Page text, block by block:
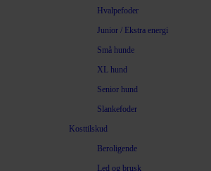
Hvalpefoder
Junior / Ekstra energi
Små hunde
XL hund
Senior hund
Slankefoder
Kosttilskud
Beroligende
Led og brusk